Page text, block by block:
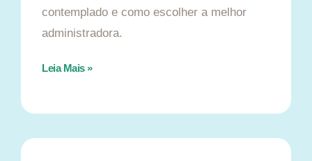
contemplado e como escolher a melhor
administradora.
Leia Mais »